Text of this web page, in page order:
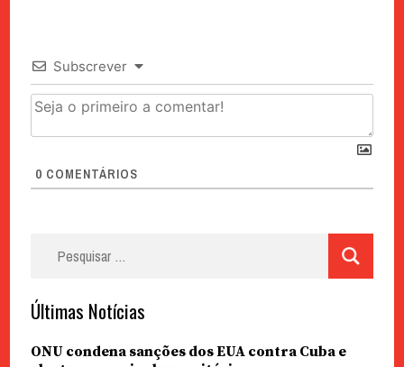
Subscrever
0 COMENTÁRIOS
Últimas Notícias
ONU condena sanções dos EUA contra Cuba e